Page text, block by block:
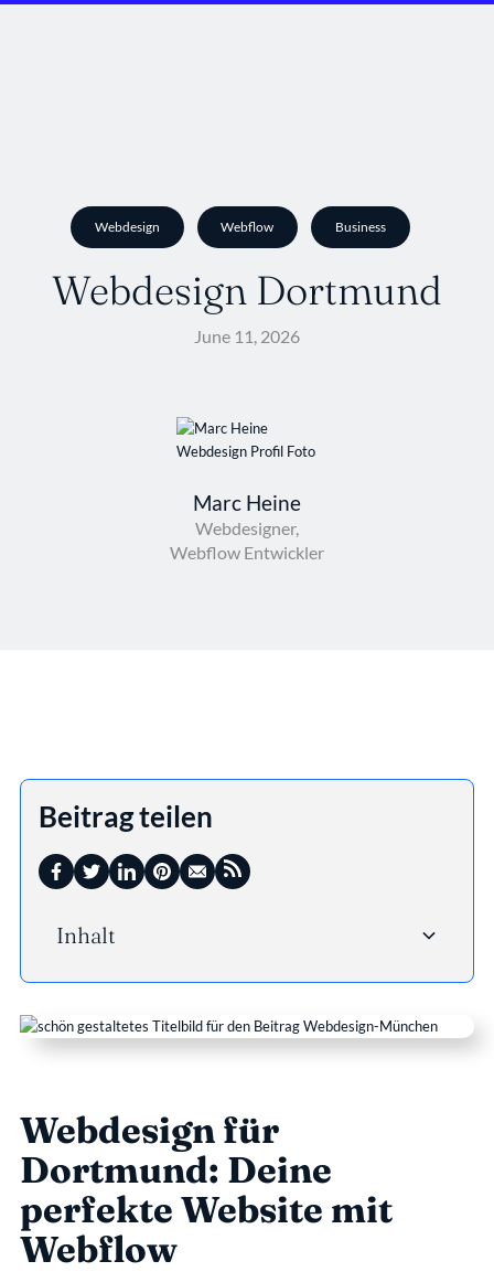
Webdesign Webflow Business
Webdesign Dortmund
June 11, 2026
Marc Heine
Webdesigner,
Webflow Entwickler
Beitrag teilen
Inhalt
Webdesign für
Dortmund: Deine
perfekte Website mit
Webflow